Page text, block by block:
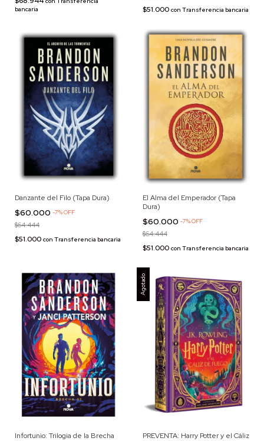
bancaria
$51.000 con Transferencia bancaria
Danzante del Filo (Tapa Dura)
$60.000 -7%OFF
$64.444
$51.000 con Transferencia bancaria
El Alma del Emperador (Tapa
Dura)
$60.000 -7%OFF
$64.444
$51.000 con Transferencia bancaria
Infortunio: Trilogia de la Brecha
Agotado
PREVENTA: Harry Potter y el Cáliz